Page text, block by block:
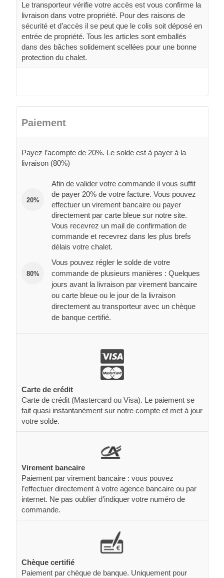
Le transporteur vérifie votre accès est vous confirme la
livraison dans votre propriété. Pour des raisons de
sécurité et d’accès il se peut que le colis soit déposé en
entrée de propriété. Tous les articles sont emballés
dans des bâches solidement scellées pour une bonne
protection du chalet.
Paiement
Payez l’acompte de 20%. Le solde est à payer à la
livraison (80%)
20%
Afin de valider votre commande il vous suffit
de payer 20% de votre facture. Vous pouvez
effectuer un virement bancaire ou payer
directement par carte bleue sur notre site.
Vous recevrez un mail de confirmation de
commande et recevrez dans les plus brefs
délais votre chalet.
80%
Vous pouvez régler le solde de votre
commande de plusieurs manières : Quelques
jours avant la livraison par virement bancaire
ou carte bleue ou le jour de la livraison
directement au transporteur avec un chèque
de banque certifié.
Carte de crédit
Carte de crédit (Mastercard ou Visa). Le paiement se
fait quasi instantanément sur notre compte et met à jour
votre solde.
Virement bancaire
Paiement par virement bancaire : vous pouvez
l’effectuer directement à votre agence bancaire ou par
internet. Ne pas oublier d’indiquer votre numéro de
commande.
Chèque certifié
Paiement par chèque de banque. Uniquement pour